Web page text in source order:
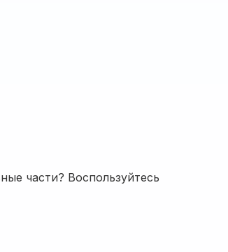
части? Воспользуйтесь